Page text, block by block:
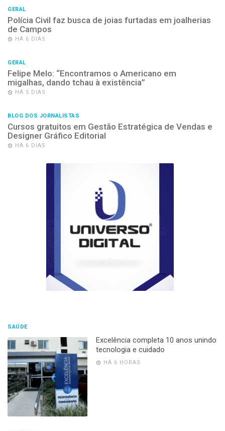
GERAL
Polícia Civil faz busca de joias furtadas em joalherias
de Campos
HÁ 6 DIAS
GERAL
Felipe Melo: “Encontramos o Americano em
migalhas, dando tchau à existência”
HÁ 5 DIAS
BLOG DOS JORNALISTAS
Cursos gratuitos em Gestão Estratégica de Vendas e
Designer Gráfico Editorial
HÁ 6 DIAS
SAÚDE
Excelência completa 10 anos unindo
tecnologia e cuidado
HÁ 6 HORAS